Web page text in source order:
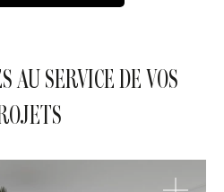
AU SERVICE DE VOS